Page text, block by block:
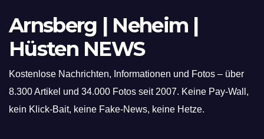
Arnsberg | Neheim |
Hüsten NEWS
Kostenlose Nachrichten, Informationen und Fotos – über
8.300 Artikel und 34.000 Fotos seit 2007. Keine Pay-Wall,
kein Klick-Bait, keine Fake-News, keine Hetze.